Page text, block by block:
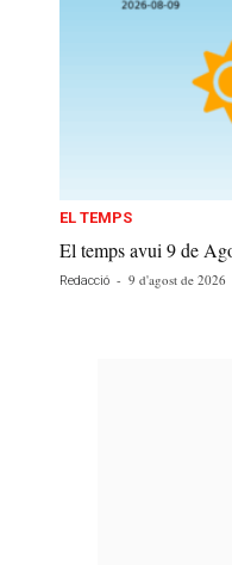
EL TEMPS
El temps avui 9 de
Redacció - 9 d'agost de 2026